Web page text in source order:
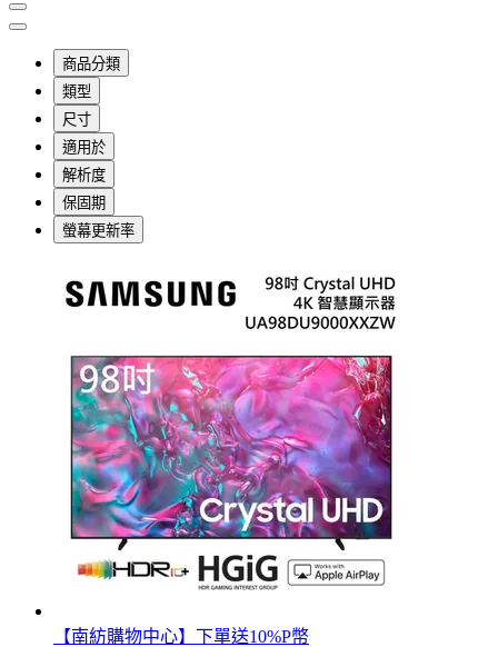
商品分類
類型
尺寸
適用於
解析度
保固期
螢幕更新率
【南紡購物中心】下單送10%P幣